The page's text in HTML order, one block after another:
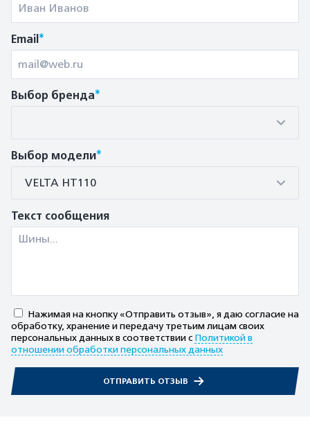
Email*
Выбор бренда*
Выбор модели*
VELTA HT110
Текст сообщения
Нажимая на кнопку «Отправить отзыв», я даю согласие на
обработку, хранение и передачу третьим лицам своих
персональных данных в соответствии с Политикой в
отношении обработки персональных данных
ОТПРАВИТЬ ОТЗЫВ